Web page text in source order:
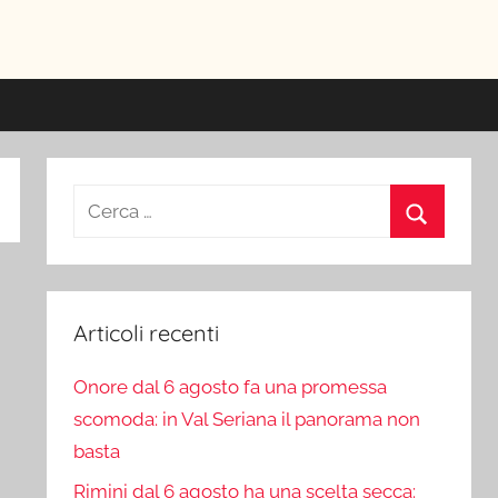
Ricerca
Articoli recenti
Onore dal 6 agosto fa una promessa
scomoda: in Val Seriana il panorama non
basta
Rimini dal 6 agosto ha una scelta secca: